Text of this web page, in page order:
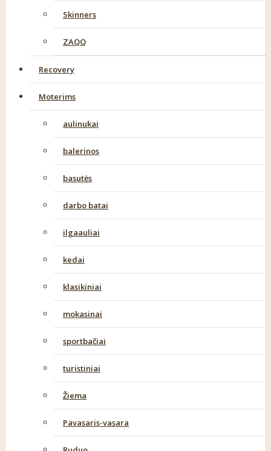
Skinners
ZAQQ
Recovery
Moterims
aulinukai
balerinos
basutės
darbo batai
ilgaauliai
kedai
klasikiniai
mokasinai
sportbačiai
turistiniai
Žiema
Pavasaris-vasara